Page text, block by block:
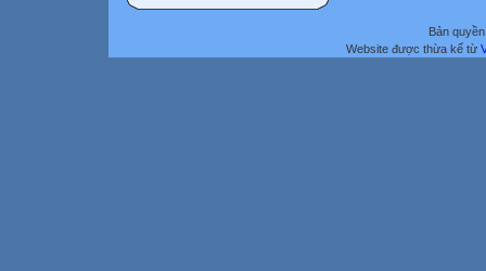
Bản
Website được thừa kế từ